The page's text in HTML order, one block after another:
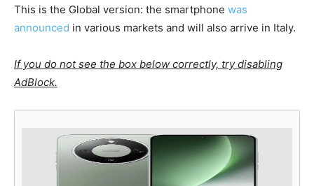
This is the Global version: the smartphone was
announced in various markets and will also arrive in Italy.
If you do not see the box below correctly, try disabling
AdBlock.